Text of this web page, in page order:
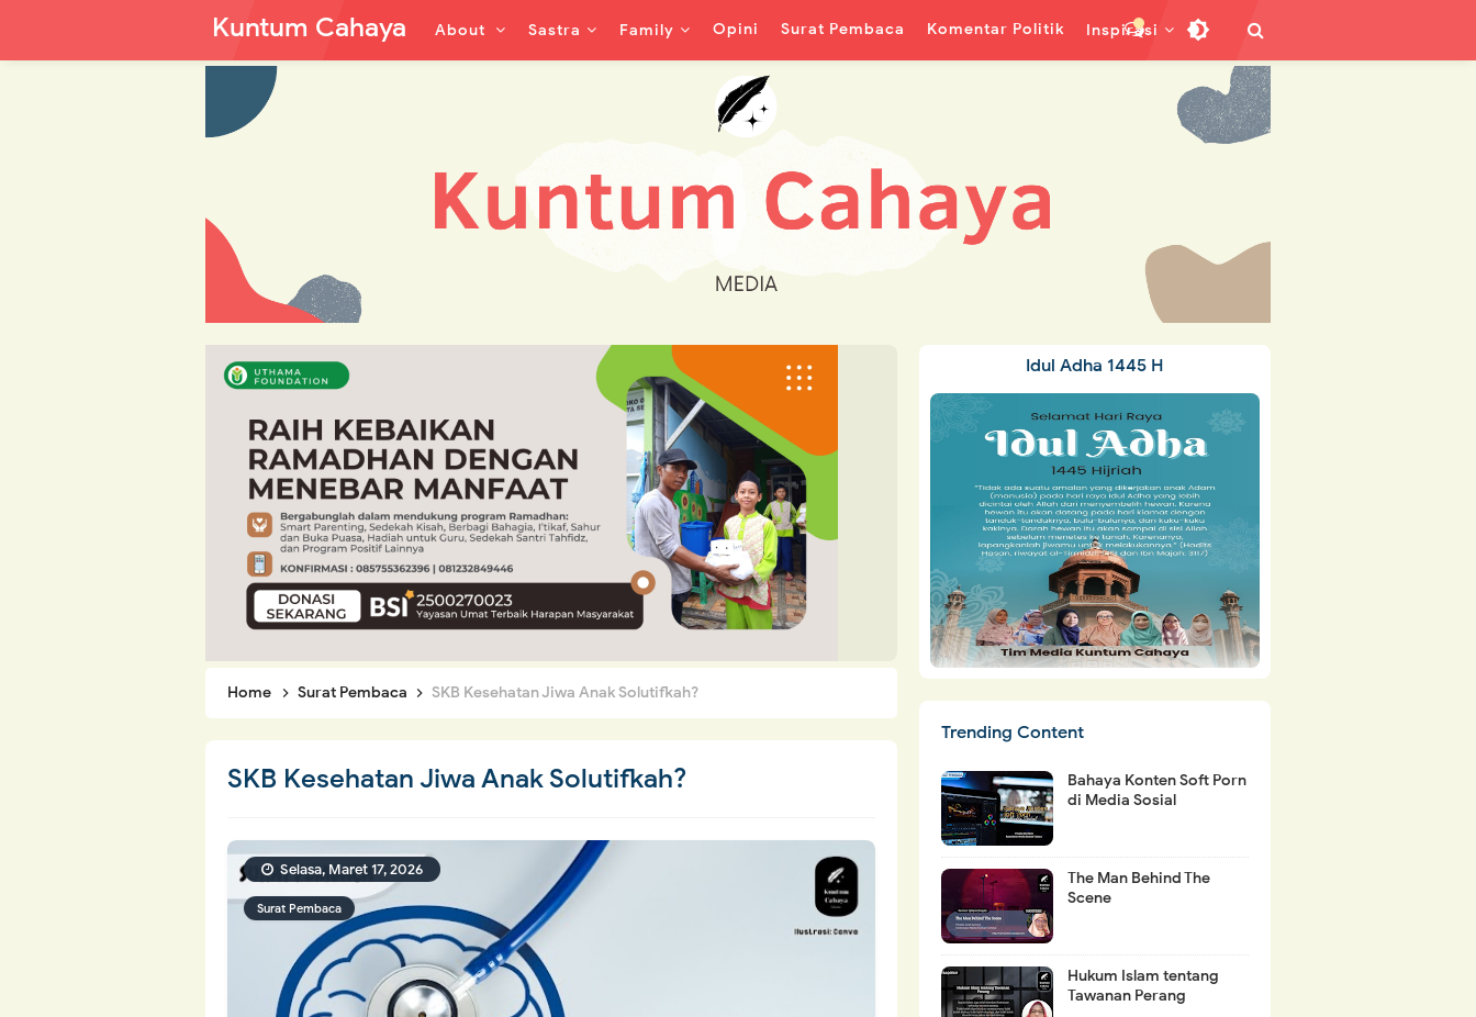
Kuntum Cahaya About Sastra Family Opini Surat Pembaca Komentar Politik Inspirasi
Home Surat Pembaca SKB Kesehatan Jiwa Anak Solutifkah?
SKB Kesehatan Jiwa Anak Solutifkah?
Surat Pembaca
Selasa, Maret 17, 2026
Idul Adha 1445 H
Trending Content
Bahaya Konten Soft Porn
di Media Sosial
The Man Behind The
Scene
Hukum Islam tentang
Tawanan Perang